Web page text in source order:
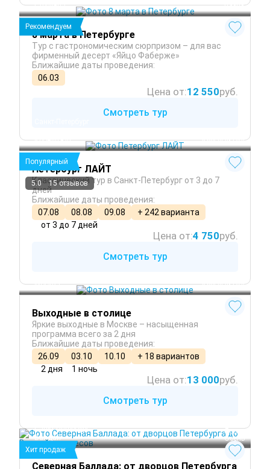
Стрельна
Рекомендуем
Весна
8 марта в Петербурге
Тур с гастрономическим сюрпризом – для вас
фирменный десерт «Яйцо Фаберже»
Ближайшие даты проведения:
06.03
Цена от:12 550руб.
Смотреть тур
Кронштадт
Популярный
5.0 15 отзывов
Круглый год
Петербург ЛАЙТ
Классический тур в Санкт-Петербург от 3 до 7
дней
Ближайшие даты проведения:
07.08
08.08 09.08
+ 242 варианта
от 3 до 7 дней
Цена от:4 750руб.
Смотреть тур
Москва Круглый год
Выходные в столице
Яркие выходные в Москве – насыщенная
программа всего за 2 дня
Ближайшие даты проведения:
26.09
03.10 10.10
+ 18 вариантов
2 дня
1 ночь
Цена от:13 000руб.
Смотреть тур
Санкт-Петербург
Валдай
Хит продаж
Лето
Осень
Северная Баллада: от дворцов Петербурга